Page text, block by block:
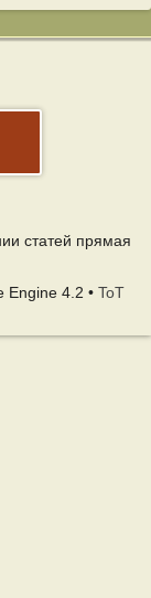
статей прямая
Engine 4.2 • ToT